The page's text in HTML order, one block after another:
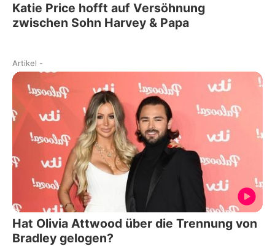
Katie Price hofft auf Versöhnung
zwischen Sohn Harvey & Papa
Artikel -
Hat Olivia Attwood über die Trennung von
Bradley gelogen?